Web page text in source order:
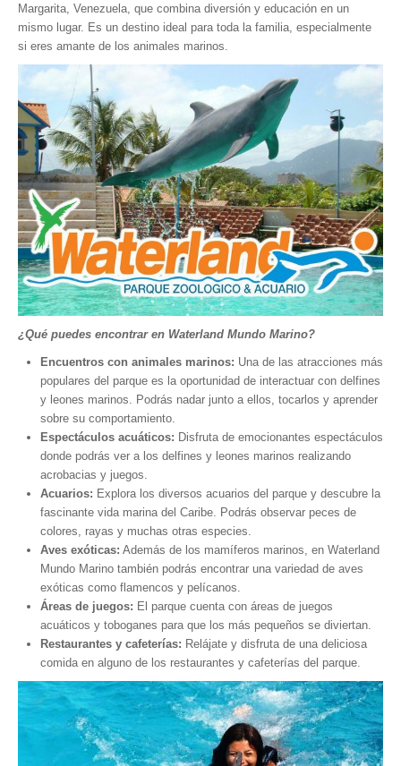
Montañas y Llanos
Zona Costera Venezolana
Amazonas
Barlovento
Delta Amacuro
Estado Sucre
La Colonia Tovar
La Gran Sabana
Mérida
Museos y otros sitios de interés en Amazonas
Museos y otros sitios de interés en Anzoátegui
Museos y otros sitios de interés en Falcón
Museos y otros sitios de interés en Sucre
Puerto La Cruz
Destinos Turísticos
Noticias turísticas
Gastronomía
Cocinando a mi manera
Servicios
Diseño de Websites
Hosting / Alojamiento para Websites
Publicidad
Tienda en línea
Margarita, Venezuela, que combina diversión y educación en un
mismo lugar. Es un destino ideal para toda la familia, especialmente
si eres amante de los animales marinos.
¿Qué puedes encontrar en Waterland Mundo Marino?
Encuentros con animales marinos: Una de las atracciones más
populares del parque es la oportunidad de interactuar con delfines
y leones marinos. Podrás nadar junto a ellos, tocarlos y aprender
sobre su comportamiento.
Espectáculos acuáticos: Disfruta de emocionantes espectáculos
donde podrás ver a los delfines y leones marinos realizando
acrobacias y juegos.
Acuarios: Explora los diversos acuarios del parque y descubre la
fascinante vida marina del Caribe. Podrás observar peces de
colores, rayas y muchas otras especies.
Aves exóticas: Además de los mamíferos marinos, en Waterland
Mundo Marino también podrás encontrar una variedad de aves
exóticas como flamencos y pelícanos.
Áreas de juegos: El parque cuenta con áreas de juegos
acuáticos y toboganes para que los más pequeños se diviertan.
Restaurantes y cafeterías: Relájate y disfruta de una deliciosa
comida en alguno de los restaurantes y cafeterías del parque.